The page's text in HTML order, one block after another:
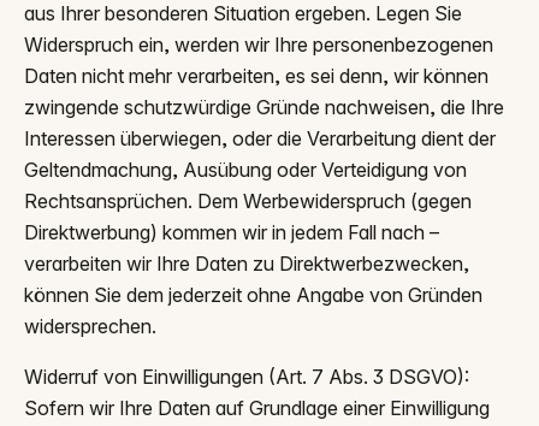
aus Ihrer besonderen Situation ergeben. Legen Sie
Widerspruch ein, werden wir Ihre personenbezogenen
Daten nicht mehr verarbeiten, es sei denn, wir können
zwingende schutzwürdige Gründe nachweisen, die Ihre
Interessen überwiegen, oder die Verarbeitung dient der
Geltendmachung, Ausübung oder Verteidigung von
Rechtsansprüchen. Dem Werbewiderspruch (gegen
Direktwerbung) kommen wir in jedem Fall nach –
verarbeiten wir Ihre Daten zu Direktwerbezwecken,
können Sie dem jederzeit ohne Angabe von Gründen
widersprechen.
Widerruf von Einwilligungen (Art. 7 Abs. 3 DSGVO):
Sofern wir Ihre Daten auf Grundlage einer Einwilligung